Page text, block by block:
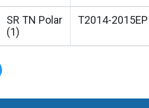
SR TN Polar
(1)
T2014-2015EP